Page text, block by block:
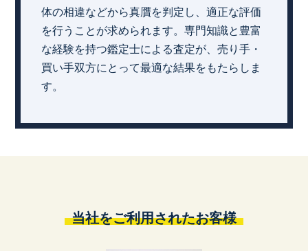
体の相違などから真贋を判定し、適正な評価
を行うことが求められます。専門知識と豊富
な経験を持つ鑑定士による査定が、売り手・
買い手双方にとって最適な結果をもたらしま
す。
当社をご利用されたお客様